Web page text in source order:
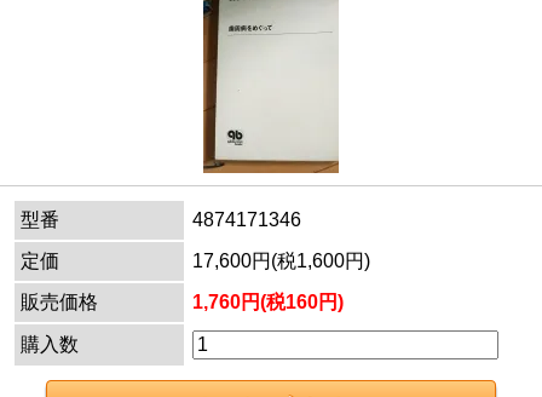
型番
4874171346
定価
17,600円(税1,600円)
販売価格
1,760円(税160円)
購入数